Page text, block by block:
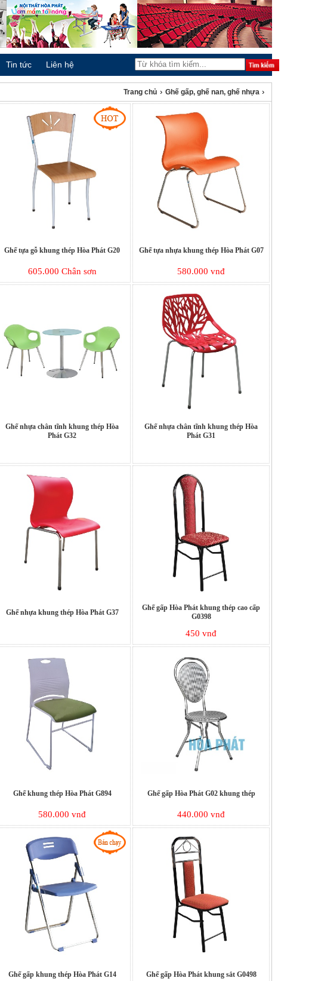
Tin tức Liên hệ
Trang chủ › Ghế gấp, ghế nan, ghế nhựa ›
Ghế tựa gỗ khung thép Hòa Phát G20
605.000 Chân sơn
Ghế tựa nhựa khung thép Hòa Phát G07
580.000 vnđ
Ghế nhựa chân tĩnh khung thép Hòa
Phát G32
Ghế nhựa chân tĩnh khung thép Hòa
Phát G31
Ghế nhựa khung thép Hòa Phát G37
Ghế gấp Hòa Phát khung thép cao cấp
G0398
450 vnđ
Ghế khung thép Hòa Phát G894
580.000 vnđ
Ghế gấp Hòa Phát G02 khung thép
440.000 vnđ
Ghế gấp khung thép Hòa Phát G14 Ghế gấp Hòa Phát khung sắt G0498